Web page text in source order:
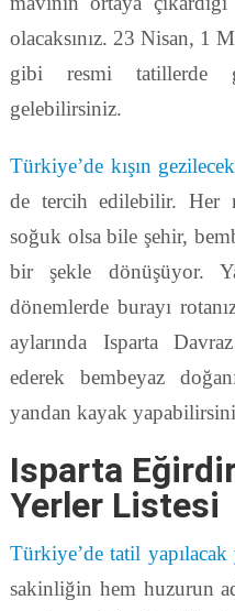
olacaksınız. 23 Nisan, 1
gibi resmi tatillerde
gelebilirsiniz.
Türkiye’de kışın
de tercih edilebilir. Her
soğuk olsa bile şehir,
bir şekle dönüşüyor.
dönemlerde burayı
aylarında Isparta
ederek bembeyaz
yandan kayak
Isparta
Yerler Listesi
Türkiye’de tatil yapılacak
sakinliğin hem huzurun